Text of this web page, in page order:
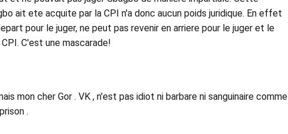
ait ete acquite par la CPI n'a donc aucun poids juridique. En effet
pour le juger, ne peut pas revenir en arriere pour le juger et le
C'est une mascarade!
mon cher Gor . VK , n'est pas idiot ni barbare ni sanguinaire comme
.